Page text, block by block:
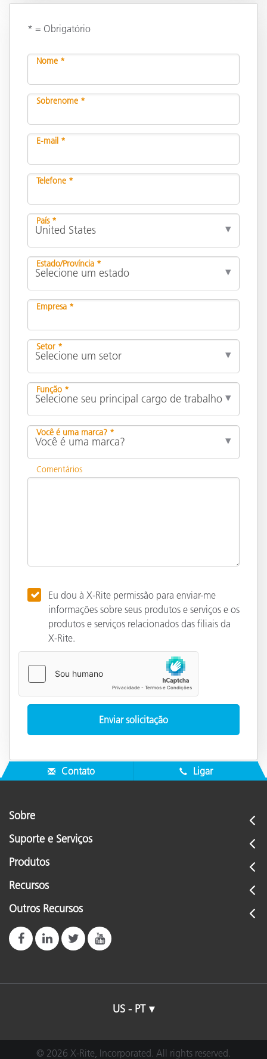
* = Obrigatório
Nome *
Sobrenome *
E-mail *
Telefone *
País *
Estado/Província *
Empresa *
Setor *
Função *
Você é uma marca? *
Comentários
Eu dou à X-Rite permissão para enviar-me
informações sobre seus produtos e serviços e os
produtos e serviços relacionados das filiais da
X-Rite.
Contato Ligar
Sobre
Suporte e Serviços
Produtos
Recursos
Outros Recursos
US - PT
© 2026 X-Rite, Incorporated. All rights reserved.